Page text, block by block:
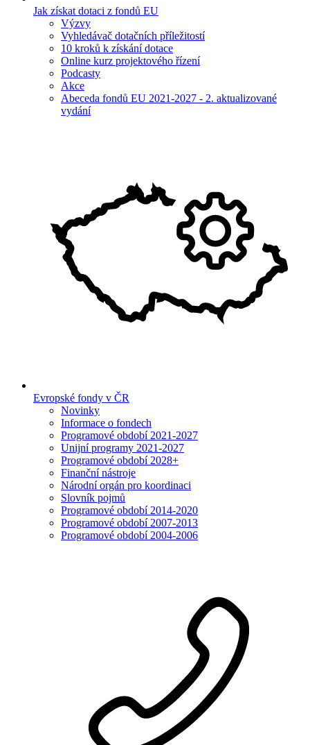
Jak získat dotaci z fondů EU
Výzvy
Vyhledávač dotačních příležitostí
10 kroků k získání dotace
Online kurz projektového řízení
Podcasty
Akce
Abeceda fondů EU 2021-2027 - 2. aktualizované
vydání
Evropské fondy v ČR
Novinky
Informace o fondech
Programové období 2021-2027
Unijní programy 2021-2027
Programové období 2028+
Finanční nástroje
Národní orgán pro koordinaci
Slovník pojmů
Programové období 2014-2020
Programové období 2007-2013
Programové období 2004-2006